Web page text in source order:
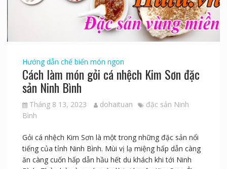
Hướng dẫn chế biến món ngon
Cách làm món gỏi cá nhệch Kim Sơn đặc
sản Ninh Bình
Tháng 8 13, 2023 dohaituan
đặc sản Ninh
Bình
Gỏi cá nhệch Kim Sơn là một trong những đặc sản nổi
tiếng của tỉnh Ninh Bình. Mùi vị lạ miệng hấp dẫn càng
ăn càng cuốn hấp dẫn hầu hết du khách khi tới Ninh